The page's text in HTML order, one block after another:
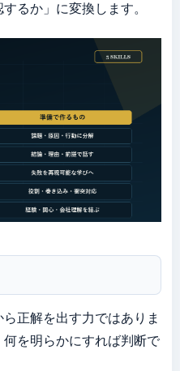
るか」に変換します。
正解を出す力ではありま
を明らかにすれば判断で